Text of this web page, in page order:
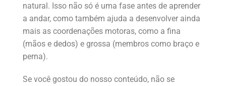
natural. Isso não só é uma fase antes de aprender
a andar, como também ajuda a desenvolver ainda
mais as coordenações motoras, como a fina
(mãos e dedos) e grossa (membros como braço e
perna).
Se você gostou do nosso conteúdo, não se